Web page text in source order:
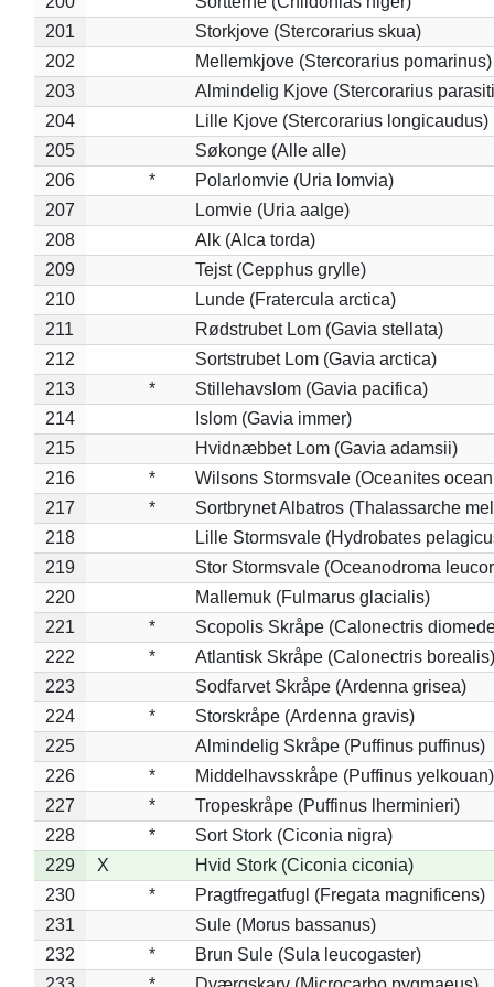
201
Storkjove (Stercorarius skua)
202
Mellemkjove (Stercorarius pomarinus)
203
Almindelig Kjove (Stercorarius
204
Lille Kjove (Stercorarius longicaudus)
205
Søkonge (Alle alle)
206
*
Polarlomvie (Uria lomvia)
207
Lomvie (Uria aalge)
208
Alk (Alca torda)
209
Tejst (Cepphus grylle)
210
Lunde (Fratercula arctica)
211
Rødstrubet Lom (Gavia stellata)
212
Sortstrubet Lom (Gavia arctica)
213
*
Stillehavslom (Gavia pacifica)
214
Islom (Gavia immer)
215
Hvidnæbbet Lom (Gavia adamsii)
216
*
Wilsons Stormsvale (Oceanites
217
*
Sortbrynet Albatros (Thalassarche
218
Lille Stormsvale (Hydrobates
219
Stor Stormsvale (Oceanodroma
220
Mallemuk (Fulmarus glacialis)
221
*
Scopolis Skråpe (Calonectris
222
*
Atlantisk Skråpe (Calonectris borealis)
223
Sodfarvet Skråpe (Ardenna grisea)
224
*
Storskråpe (Ardenna gravis)
225
Almindelig Skråpe (Puffinus puffinus)
226
*
Middelhavsskråpe (Puffinus yelkouan)
227
*
Tropeskråpe (Puffinus lherminieri)
228
*
Sort Stork (Ciconia nigra)
229
X
Hvid Stork (Ciconia ciconia)
230
*
Pragtfregatfugl (Fregata magnificens)
231
Sule (Morus bassanus)
232
*
Brun Sule (Sula leucogaster)